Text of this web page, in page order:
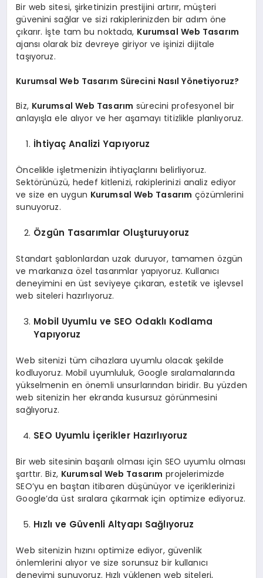
Bir web sitesi, şirketinizin prestijini artırır, müşteri
güvenini sağlar ve sizi rakiplerinizden bir adım öne
çıkarır. İşte tam bu noktada, Kurumsal Web Tasarım
ajansı olarak biz devreye giriyor ve işinizi dijitale
taşıyoruz.
Kurumsal Web Tasarım Sürecini Nasıl Yönetiyoruz?
Biz, Kurumsal Web Tasarım sürecini profesyonel bir
anlayışla ele alıyor ve her aşamayı titizlikle planlıyoruz.
İhtiyaç Analizi Yapıyoruz
Öncelikle işletmenizin ihtiyaçlarını belirliyoruz.
Sektörünüzü, hedef kitlenizi, rakiplerinizi analiz ediyor
ve size en uygun Kurumsal Web Tasarım çözümlerini
sunuyoruz.
Özgün Tasarımlar Oluşturuyoruz
Standart şablonlardan uzak duruyor, tamamen özgün
ve markanıza özel tasarımlar yapıyoruz. Kullanıcı
deneyimini en üst seviyeye çıkaran, estetik ve işlevsel
web siteleri hazırlıyoruz.
Mobil Uyumlu ve SEO Odaklı Kodlama
Yapıyoruz
Web sitenizi tüm cihazlara uyumlu olacak şekilde
kodluyoruz. Mobil uyumluluk, Google sıralamalarında
yükselmenin en önemli unsurlarından biridir. Bu yüzden
web sitenizin her ekranda kusursuz görünmesini
sağlıyoruz.
SEO Uyumlu İçerikler Hazırlıyoruz
Bir web sitesinin başarılı olması için SEO uyumlu olması
şarttır. Biz, Kurumsal Web Tasarım projelerimizde
SEO’yu en baştan itibaren düşünüyor ve içeriklerinizi
Google’da üst sıralara çıkarmak için optimize ediyoruz.
Hızlı ve Güvenli Altyapı Sağlıyoruz
Web sitenizin hızını optimize ediyor, güvenlik
önlemlerini alıyor ve size sorunsuz bir kullanıcı
deneyimi sunuyoruz. Hızlı yüklenen web siteleri,